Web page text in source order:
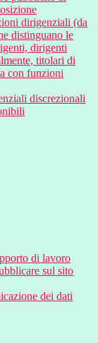
dirigenziali (da
distinguano le
dirigenti
titolari di
con funzioni
discrezionali
di lavoro
sul sito
dei dati